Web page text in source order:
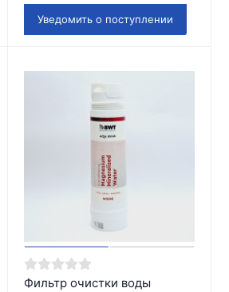
Уведомить о поступлении
Фильтр очистки воды